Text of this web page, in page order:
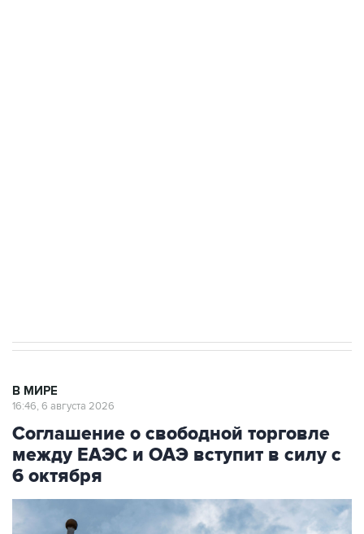
Соглашение о свободной торговле
между ЕАЭС и ОАЭ вступит в силу с
6 октября